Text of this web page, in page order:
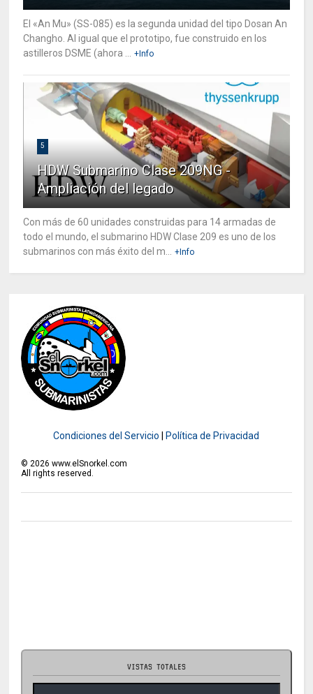
El «An Mu» (SS-085) es la segunda unidad del tipo Dosan An
Changho. Al igual que el prototipo, fue construido en los
astilleros DSME (ahora ... +Info
5
HDW Submarino Clase 209NG -
Ampliación del legado
Con más de 60 unidades construidas para 14 armadas de
todo el mundo, el submarino HDW Clase 209 es uno de los
submarinos con más éxito del m... +Info
Condiciones del Servicio Política de Privacidad
©2026 www.elSnorkel.com
All rights reserved.
VISTAS TOTALES